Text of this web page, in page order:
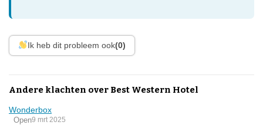
Ik heb dit probleem ook(0)
Andere klachten over Best Western Hotel
Wonderbox
Open9 mrt 2025